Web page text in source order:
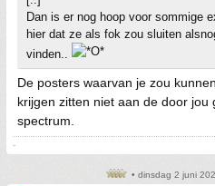
Dan is er nog hoop voor sommige
hier dat ze als fok zou sluiten
vinden..
De posters waarvan je zou
krijgen zitten niet aan de door jou
spectrum.
-
• dinsdag 2 juni